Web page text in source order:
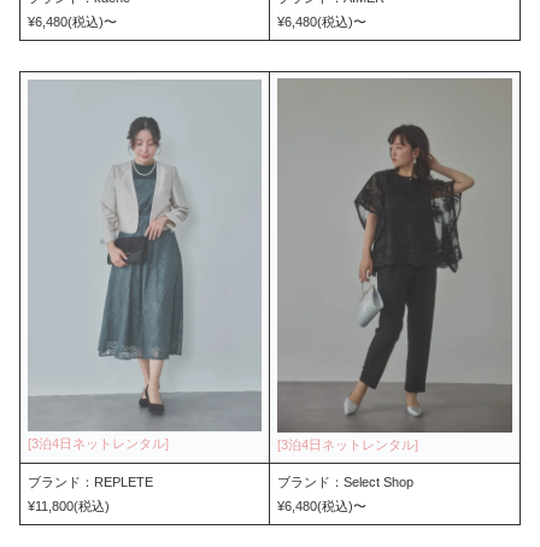
¥6,480(税込)〜
¥6,480(税込)〜
ブランド：REPLETE
¥11,800(税込)
ブランド：Select Shop
¥6,480(税込)〜